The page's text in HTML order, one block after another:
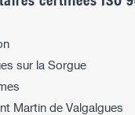
sur la Sorgue
Martin de Valgalgues